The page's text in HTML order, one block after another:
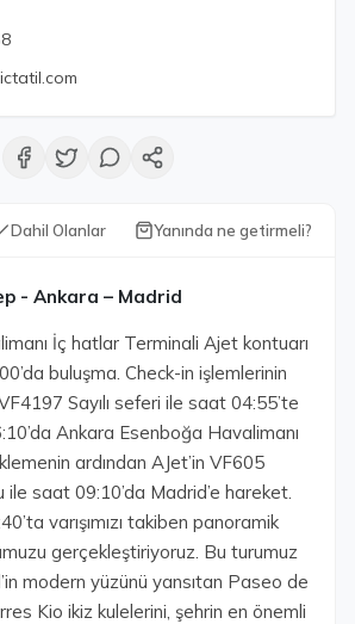
Dahil Olanlar Yanında ne getirmeli?
- Ankara – Madrid
İç hatlar Terminali Ajet kontuarı
buluşma. Check-in işlemlerinin
Sayılı seferi ile saat 04:55’te
Ankara Esenboğa Havalimanı
ardından AJet’in VF605
ile saat 09:10’da Madrid’e hareket.
varışımızı takiben panoramik
gerçekleştiriyoruz. Bu turumuz
modern yüzünü yansıtan Paseo de
Kio ikiz kulelerini, şehrin en önemli